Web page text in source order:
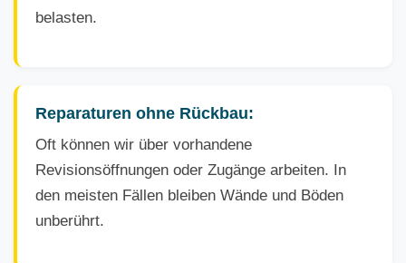
belasten.
Reparaturen ohne Rückbau:
Oft können wir über vorhandene
Revisionsöffnungen oder Zugänge arbeiten. In
den meisten Fällen bleiben Wände und Böden
unberührt.